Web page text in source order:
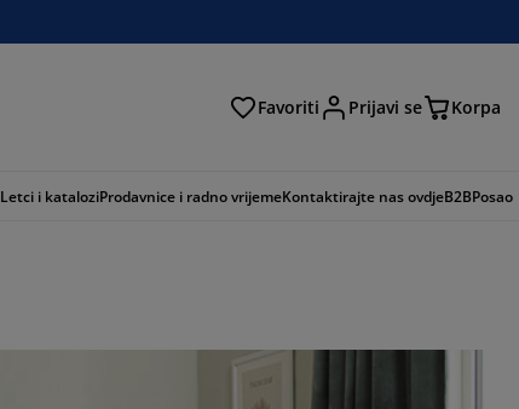
Favoriti Prijavi se Korpa
Letci i kataloziProdavnice i radno vrijemeKontaktirajte nas ovdjeB2BPosao